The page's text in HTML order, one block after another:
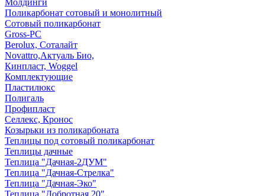
Молдинги
Поликарбонат сотовый и монолитный
Сотовый поликарбонат
Gross-PC
Berolux, Соталайт
Novattro,Актуаль Био,
Кинпласт, Woggel
Комплектующие
Пластилюкс
Полигаль
Профипласт
Селлекс, Кронос
Козырьки из поликарбоната
Теплицы под сотовый поликарбонат
Теплицы дачные
Теплица "Дачная-2ДУМ"
Теплица "Дачная-Стрелка"
Теплица "Дачная-Эко"
Теплица "Добротная 20"